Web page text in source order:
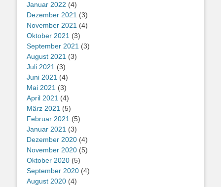
Januar 2022 (4)
Dezember 2021 (3)
November 2021 (4)
Oktober 2021 (3)
September 2021 (3)
August 2021 (3)
Juli 2021 (3)
Juni 2021 (4)
Mai 2021 (3)
April 2021 (4)
März 2021 (5)
Februar 2021 (5)
Januar 2021 (3)
Dezember 2020 (4)
November 2020 (5)
Oktober 2020 (5)
September 2020 (4)
August 2020 (4)